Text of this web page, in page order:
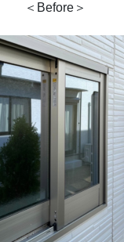
＜Before＞